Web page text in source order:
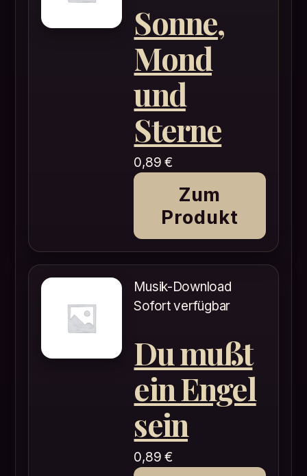
Sonne,
Mond
und
Sterne
0,89€
Zum
Produkt
Musik-Download
Sofort verfügbar
Du mußt
ein Engel
sein
0,89€